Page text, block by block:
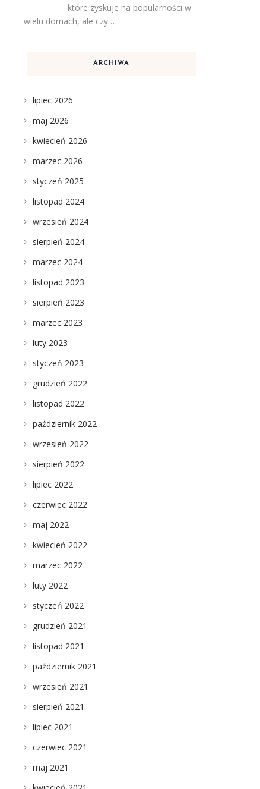
które zyskuje na popularności w
wielu domach, ale czy …
ARCHIWA
lipiec 2026
maj 2026
kwiecień 2026
marzec 2026
styczeń 2025
listopad 2024
wrzesień 2024
sierpień 2024
marzec 2024
listopad 2023
sierpień 2023
marzec 2023
luty 2023
styczeń 2023
grudzień 2022
listopad 2022
październik 2022
wrzesień 2022
sierpień 2022
lipiec 2022
czerwiec 2022
maj 2022
kwiecień 2022
marzec 2022
luty 2022
styczeń 2022
grudzień 2021
listopad 2021
październik 2021
wrzesień 2021
sierpień 2021
lipiec 2021
czerwiec 2021
maj 2021